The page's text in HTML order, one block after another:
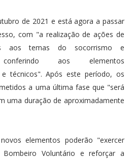
de 2021 e está agora a passar
com "a realização de ações de
aos temas do socorrismo e
conferindo aos elementos
técnicos". Após este período, os
a uma última fase que "será
uma duração ​​​​​​​de aproximadamente
elementos poderão "exercer
Voluntário e reforçar a